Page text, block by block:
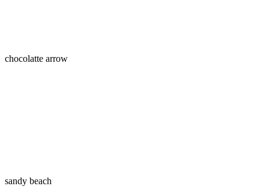
chocolatte arrow
sandy beach